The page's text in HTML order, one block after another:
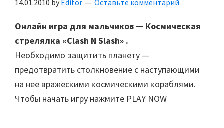
родителей.
14.01.2010 by Editor Оставьте комментарий
Онлайн игра для мальчиков — Космическая
стрелялка «Clash N Slash» .
Необходимо защитить планету —
предотвратить столкновение с наступающими
на нее вражескими космическими кораблями.
Чтобы начать игру нажмите PLAY NOW